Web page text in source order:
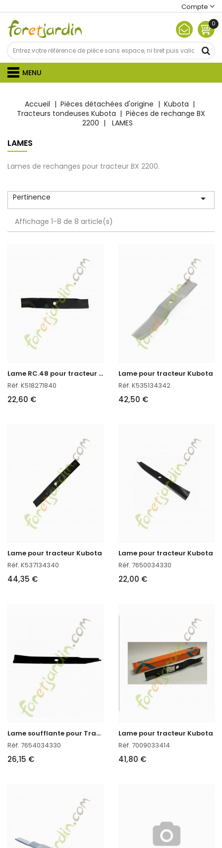
Compte
0
MENU
Accueil Pièces détachées d'origine
Kubota
Tracteurs tondeuses Kubota
Pièces de rechange BX
2200
LAMES
LAMES
Lames de rechanges pour tracteur BX 2200.
Pertinence 
Affichage 1-8 de 8 article(s)
L
ame RC.48 pour tracteur Kubota
Réf. K518271840
22,60 €
Lame pour tracteur Kubota
Réf. K535134342
42,50 €
Lame pour tracteur Kubota
Réf. K537134340
44,35 €
Lame pour tracteur Kubota
Réf. 7650034330
22,00 €
L
ame soufflante pour Tracteur Kubota
Réf. 7654034330
26,15 €
Lame pour tracteur Kubota
Réf. 7009033414
41,80 €